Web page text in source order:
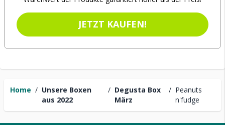
Home / Unsere Boxen
aus 2022
/ Degusta Box
März
/ Peanuts
n'fudge
JETZT KAUFEN!